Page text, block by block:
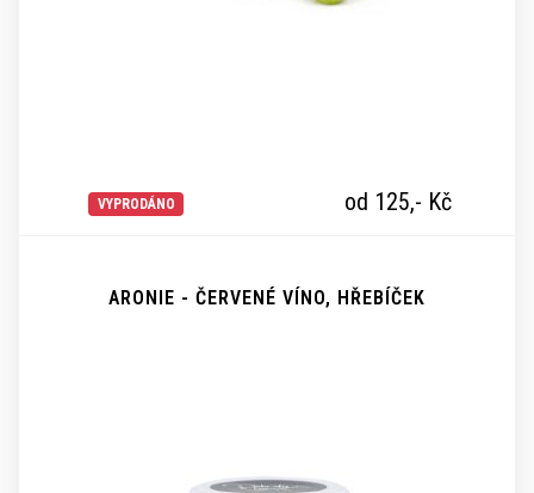
VYPRODÁNO od 125,- Kč
ARONIE - ČERVENÉ VÍNO, HŘEBÍČEK